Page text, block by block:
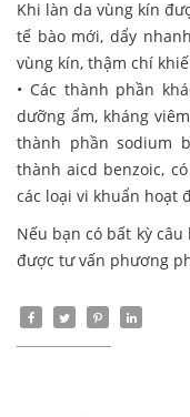
Khi làn da vùng kín
tế bào mới, dẩy
vùng kín, thậm chí
• Các thành phần
dưỡng ẩm, kháng
thành phần sodium
thành aicd benzoic,
các loại vi khuẩn hoạt
Nếu bạn có bất kỳ
được tư vấn phương